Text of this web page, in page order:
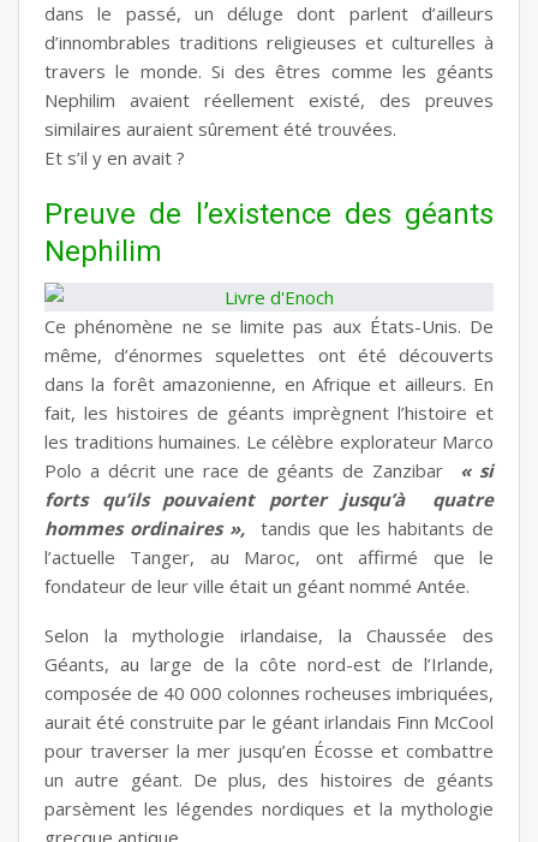
dans le passé, un déluge dont parlent d’ailleurs
d’innombrables traditions religieuses et culturelles à
travers le monde. Si des êtres comme les géants
Nephilim avaient réellement existé, des preuves
similaires auraient sûrement été trouvées.
Et s’il y en avait ?
Preuve de l’existence des géants
Nephilim
Ce phénomène ne se limite pas aux États-Unis. De
même, d’énormes squelettes ont été découverts
dans la forêt amazonienne, en Afrique et ailleurs. En
fait, les histoires de géants imprègnent l’histoire et
les traditions humaines. Le célèbre explorateur Marco
Polo a décrit une race de géants de Zanzibar « si
forts qu’ils pouvaient porter jusqu’à quatre
hommes ordinaires »,
tandis que les habitants de
l’actuelle Tanger, au Maroc, ont affirmé que le
fondateur de leur ville était un géant nommé Antée.
Selon la mythologie irlandaise, la Chaussée des
Géants, au large de la côte nord-est de l’Irlande,
composée de 40 000 colonnes rocheuses imbriquées,
aurait été construite par le géant irlandais Finn McCool
pour traverser la mer jusqu’en Écosse et combattre
un autre géant. De plus, des histoires de géants
parsèment les légendes nordiques et la mythologie
grecque antique.